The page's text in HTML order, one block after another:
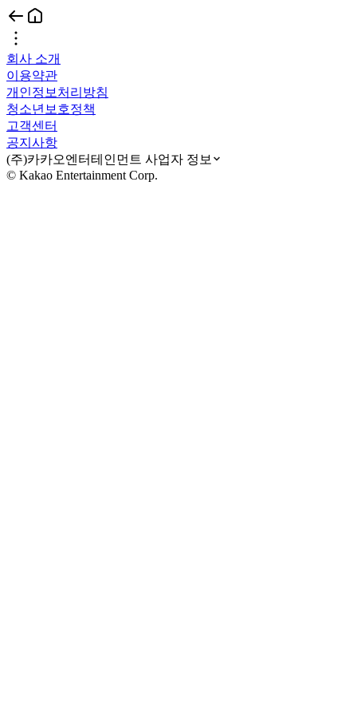
회사 소개
이용약관
개인정보처리방침
청소년보호정책
고객센터
공지사항
(주)카카오엔터테인먼트 사업자 정보
© Kakao Entertainment Corp.